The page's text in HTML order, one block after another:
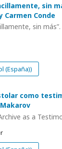
sin
Carmen Conde
sin
(España))
como
as a